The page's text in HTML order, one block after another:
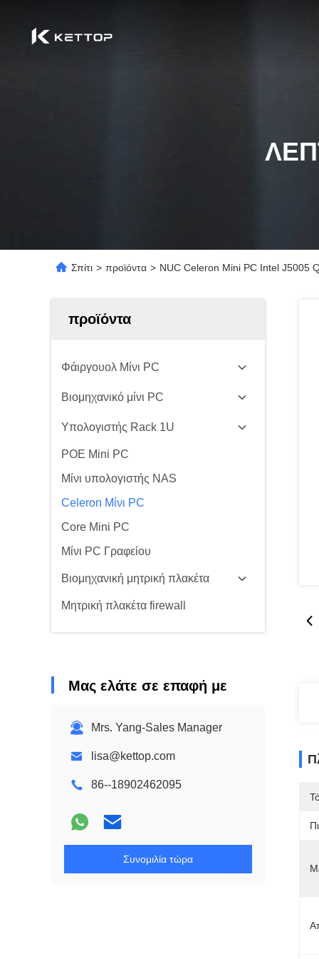
Σπίτι > προϊόντα > NUC Celeron Mini PC Intel J5005
προϊόντα
Φάιργουολ Μίνι PC
Βιομηχανικό μίνι PC
Υπολογιστής Rack 1U
POE Mini PC
Μίνι υπολογιστής NAS
Celeron Μίνι PC
Core Mini PC
Μίνι PC Γραφείου
Βιομηχανική μητρική πλακέτα
Μητρική πλακέτα firewall
Μας ελάτε σε επαφή με
Mrs. Yang-Sales Manager
lisa@kettop.com
86--18902462095
Συνομιλία τώρα